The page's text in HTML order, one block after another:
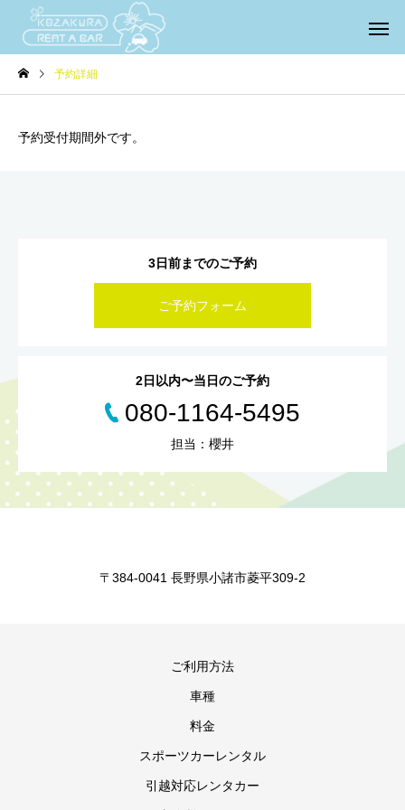
予約詳細
予約受付期間外です。
3日前までのご予約
ご予約フォーム
2日以内〜当日のご予約
080-1164-5495
担当：櫻井
〒384-0041 長野県小諸市菱平309-2
ご利用方法
車種
料金
スポーツカーレンタル
引越対応レンタカー